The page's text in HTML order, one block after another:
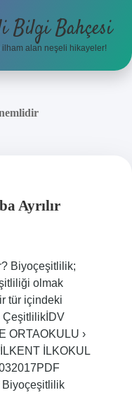
Bilgi Bahçesi
ilham alan neşeli hikayeler!
Ayrılır
Biyoçeşitlilik;
olmak
tür içindeki
ÇeşitlilikİDV
ORTAOKULU ›
İLKOKUL
Biyoçeşitlilik